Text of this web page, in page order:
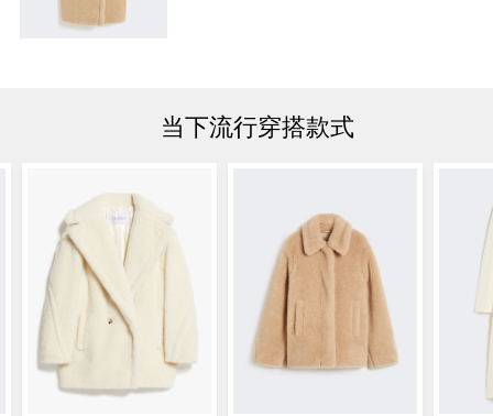
当下流行穿搭款式